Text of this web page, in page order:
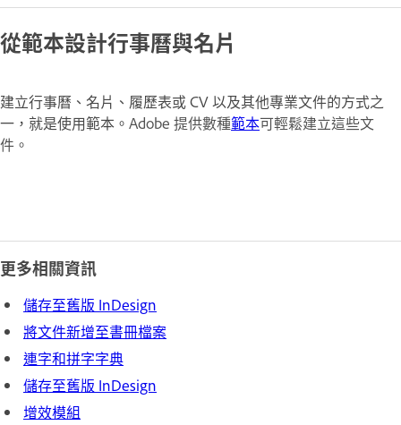
從範本設計行事曆與名片
建立行事曆、名片、履歷表或 CV 以及其他專業文件的方式之
一，就是使用範本。 Adobe 提供數種範本可輕鬆建立這些文
件。
更多相關資訊
儲存至舊版 InDesign
將文件新增至書冊檔案
連字和拼字字典
儲存至舊版 InDesign
增效模組